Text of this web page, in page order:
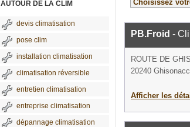
AUTOUR DE LA CLIM
devis climatisation
pose clim
installation climatisation
climatisation réversible
entretien climatisation
entreprise climatisation
dépannage climatisation
PB.Froid -
ROUTE DE
20240
Afficher les